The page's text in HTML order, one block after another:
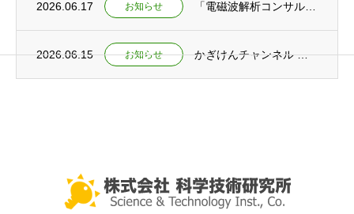
2026.06.17 お知らせ
2026.06.15 お知らせ かぎけんチャンネル ショート動画公開 ～「実験×数式」で初めて繋がる！ 電磁波を深く理...